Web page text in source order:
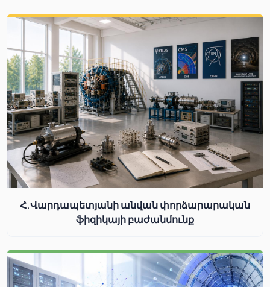
Հ.Վարդապետյանի անվան փորձարարական
ֆիզիկայի բաժանմունք